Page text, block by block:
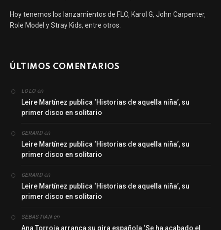
Hoy tenemos los lanzamientos de FLO, Karol G, John Carpenter,
Role Model y Stray Kids, entre otros.
ÚLTIMOS COMENTARIOS
LOLO en
Leire Martínez publica ‘Historias de aquella niña’, su
primer disco en solitario
GERARDen
Leire Martínez publica ‘Historias de aquella niña’, su
primer disco en solitario
GERARDen
Leire Martínez publica ‘Historias de aquella niña’, su
primer disco en solitario
SEBASTIANen
Ana Torroja arranca su gira española ‘Se ha acabado el